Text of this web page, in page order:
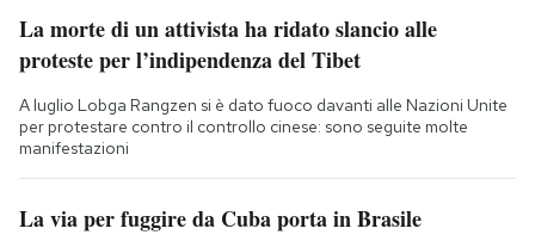
La morte di un attivista ha ridato slancio alle
proteste per l’indipendenza del Tibet
A luglio Lobga Rangzen si è dato fuoco davanti alle Nazioni Unite
per protestare contro il controllo cinese: sono seguite molte
manifestazioni
La via per fuggire da Cuba porta in Brasile